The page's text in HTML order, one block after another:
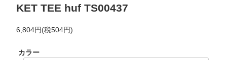
KET TEE huf TS00437
6,804円(税504円)
カラー